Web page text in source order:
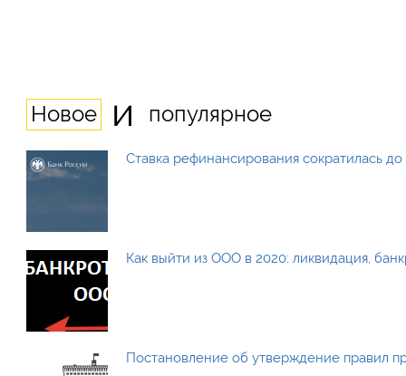
Новое и популярное
Ставка рефинансирования сократилась
Как выйти из ООО в 2020: ликвидация,
Постановление об утверждение правил